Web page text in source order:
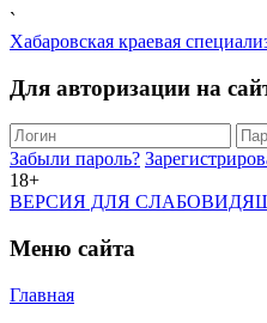
`
Хабаровская краевая
Для авторизации на
Забыли пароль?
18+
ВЕРСИЯ ДЛЯ
Меню сайта
Главная